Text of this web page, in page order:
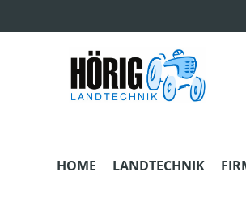
HOME LANDTECHNIK